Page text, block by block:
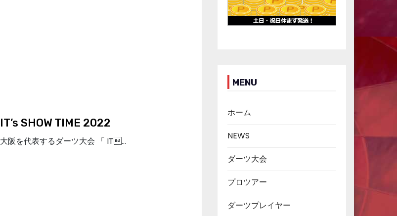
IT’s SHOW TIME 2022
大阪を代表するダーツ大会 「 IT…
MENU
ホーム
NEWS
ダーツ大会
プロツアー
ダーツプレイヤー